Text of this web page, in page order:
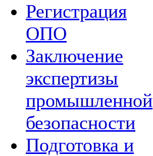
Регистрация
ОПО
Заключение
экспертизы
промышленной
безопасности
Подготовка и